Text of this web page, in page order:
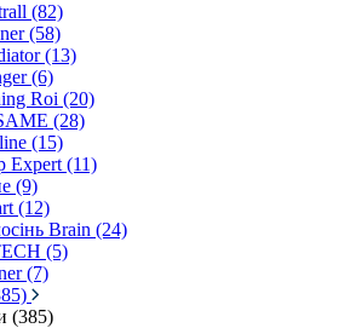
(82)
(58)
(13)
(6)
Roi (20)
(28)
(15)
Expert (11)
(9)
(12)
Brain (24)
(5)
(7)
(385)